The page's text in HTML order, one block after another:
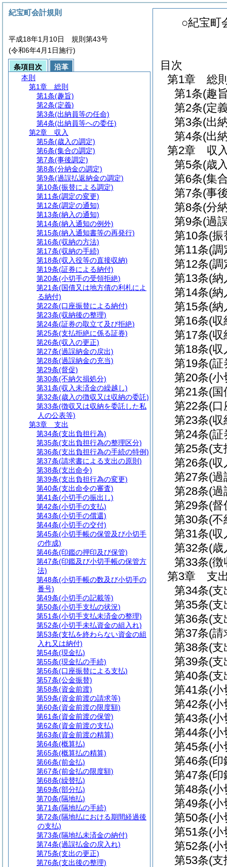
○紀宝町
目次
第1章
総
第1条(趣
第2条(定
第3条(出
第4条(出
第2章
収
第5条(歳
第6条(集
第7条(事
第8条(分
第9条(過
第10条(振
第11条(調
第12条(調
第13条(納
第14条(納
第15条(納
第16条(収
第17条(収
第18条(収
第19条(証
第20条(小
第21条(国
第22条(口
第23条(収
第24条(証
第25条(支
第26条(収
第27条(過
第28条(過
第29条(督
第30条(不
第31条(収
第32条(歳
第33条(徴
第3章
支
第34条(支
第35条(支
第36条(支
第37条(請
第38条(支
第39条(支
第40条(支
第41条(小
第42条(小
第43条(小
第44条(小
第45条(小
第46条(印
第47条(印
第48条(小
第49条(小
第50条(小
第51条(小
第52条(小
第53条(支
紀宝町会計規則
平成18年1月10日 規則第43号
(令和6年4月1日施行)
条項目次
沿革
本則
第1章
総則
第1条(趣旨)
第2条(定義)
第3条(出納員等の任命)
第4条(出納員等への委任)
第2章
収入
第5条(歳入の調定)
第6条(集合の調定)
第7条(事後調定)
第8条(分納金の調定)
第9条(過誤払返納金の調定)
第10条(振替による調定)
第11条(調定の変更)
第12条(調定の通知)
第13条(納入の通知)
第14条(納入通知の例外)
第15条(納入通知書等の再発行)
第16条(収納の方法)
第17条(収納の手続)
第18条(収入役等の直接収納)
第19条(証券による納付)
第20条(小切手の受領拒絶)
第21条(国債又は地方債の利札によ
る納付)
第22条(口座振替による納付)
第23条(収納後の整理)
第24条(証券の取立て及び拒絶)
第25条(支払拒絶に係る証券)
第26条(収入の更正)
第27条(過誤納金の戻出)
第28条(過誤納金の充当)
第29条(督促)
第30条(不納欠損処分)
第31条(収入未済金の繰越し)
第32条(歳入の徴収又は収納の委託)
第33条(徴収又は収納を委託した私
人の公表等)
第3章
支出
第34条(支出負担行為)
第35条(支出負担行為の整理区分)
第36条(支出負担行為の手続の特例)
第37条(請求書による支出の原則)
第38条(支出命令)
第39条(支出負担行為の変更)
第40条(支出命令の審査)
第41条(小切手の振出し)
第42条(小切手の支払)
第43条(小切手の償還)
第44条(小切手の交付)
第45条(小切手帳の保管及び小切手
の作成)
第46条(印鑑の押印及び保管)
第47条(印鑑及び小切手帳の保管方
法)
第48条(小切手帳の数及び小切手の
番号)
第49条(小切手の記載等)
第50条(小切手支払の状況)
第51条(小切手支払未済金の整理)
第52条(小切手未払資金の組入れ)
第53条(支払を終わらない資金の組
入れ又は納付)
第54条(現金払)
第55条(現金払の手続)
第56条(口座振替による支払)
第57条(公金振替)
第58条(資金前渡)
第59条(資金前渡の請求等)
第60条(資金前渡の限度額)
第61条(資金前渡の保管)
第62条(資金前渡の支払)
第63条(資金前渡の精算)
第64条(概算払)
第65条(概算払の精算)
第66条(前金払)
第67条(前金払の限度額)
第68条(繰替払)
第69条(部分払)
第70条(隔地払)
第71条(隔地払の手続)
第72条(隔地払における期間経過後
の支払)
第73条(隔地払未済金の納付)
第74条(過誤払金の戻入れ)
第75条(支出の更正)
第76条(支出後の整理)